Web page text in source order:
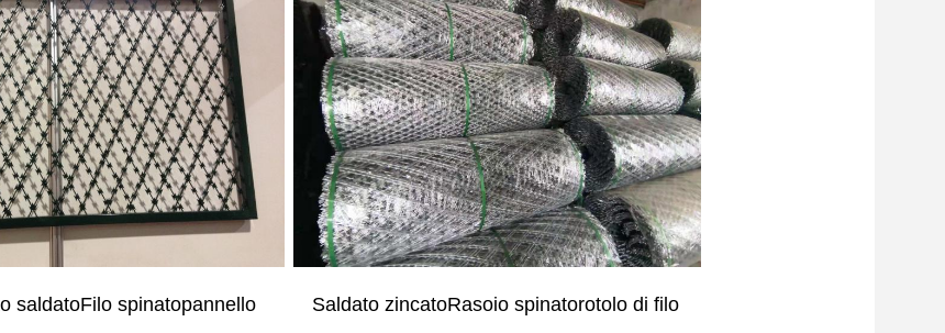
saldatoFilo spinatopannello Saldato zincatoRasoio spinatorotolo di filo